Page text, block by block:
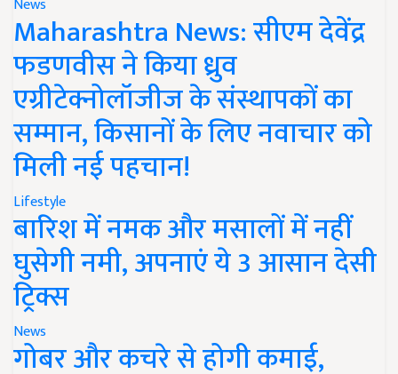
Maharashtra News: सीएम देवेंद्र
फडणवीस ने किया ध्रुव
एग्रीटेक्नोलॉजीज के संस्थापकों का
सम्मान, किसानों के लिए नवाचार को
मिली नई पहचान!
Lifestyle
बारिश में नमक और मसालों में नहीं
घुसेगी नमी, अपनाएं ये 3 आसान देसी
ट्रिक्स
News
गोबर और कचरे से होगी कमाई,